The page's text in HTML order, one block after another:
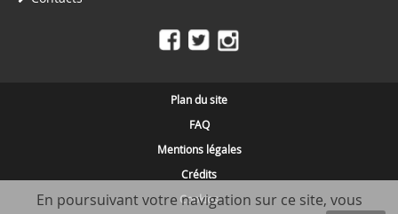
Plan du site
FAQ
Mentions légales
Crédits
Cookies
En poursuivant votre navigation sur ce site, vous